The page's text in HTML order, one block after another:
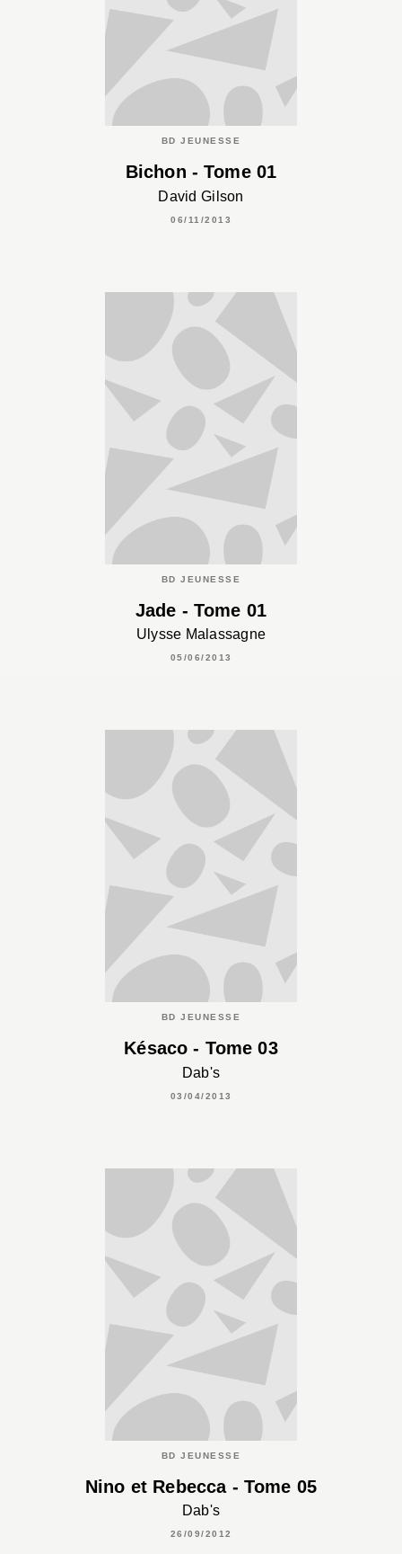
BD JEUNESSE
Bichon - Tome 01
David Gilson
06/11/2013
BD JEUNESSE
Jade - Tome 01
Ulysse Malassagne
05/06/2013
BD JEUNESSE
Késaco - Tome 03
Dab's
03/04/2013
BD JEUNESSE
Nino et Rebecca - Tome 05
Dab's
26/09/2012